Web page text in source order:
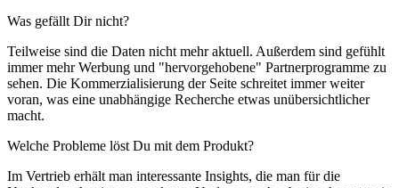
Was gefällt Dir nicht?
Teilweise sind die Daten nicht mehr aktuell. Außerdem sind gefühlt
immer mehr Werbung und "hervorgehobene" Partnerprogramme zu
sehen. Die Kommerzialisierung der Seite schreitet immer weiter
voran, was eine unabhängige Recherche etwas unübersichtlicher
macht.
Welche Probleme löst Du mit dem Produkt?
Im Vertrieb erhält man interessante Insights, die man für die